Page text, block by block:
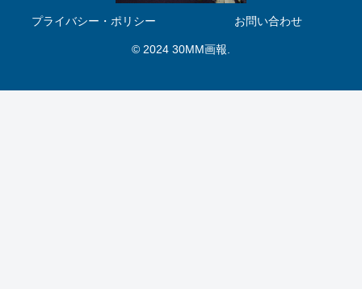
プライバシー・ポリシー お問い合わせ
© 2024 30MM画報.